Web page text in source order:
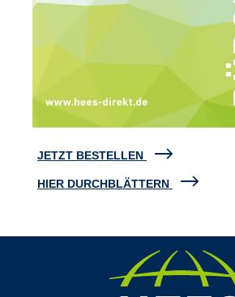
JETZT BESTELLEN
HIER DURCHBLÄTTERN